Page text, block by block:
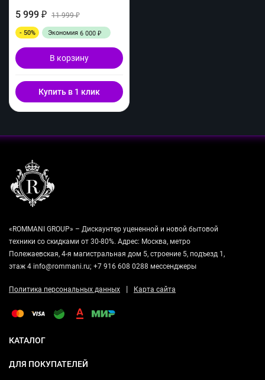
5 999 ₽ 11 999₽
- 50% Экономия 6 000 ₽
В корзину
Купить в 1 клик
«ROMMANI GROUP» – Дискаунтер уцененной и новой бытовой
техники со скидками от 30-80%. Адрес: Москва, метро
Полежаевская, 4-я магистральная дом 5, строение 5, подъезд 1,
этаж 4 info@rommani.ru; +7 916 608 0288 мессенджеры
Политика персональных данных | Карта сайта
КАТАЛОГ
ДЛЯ ПОКУПАТЕЛЕЙ